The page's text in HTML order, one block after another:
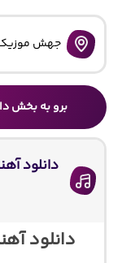
جهش
برو به بخش
دانلود
دانلود